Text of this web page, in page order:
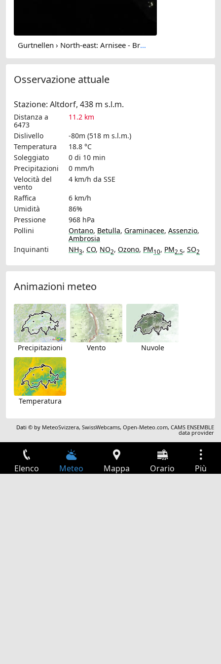
Gurtnellen › North-east: Arnisee - Bristen - Chli Windgällen - Rinderstock - Gross Windgällen - Maderanertal - Gross Düssi / Piz Git
Osservazione attuale
Stazione: Altdorf, 438 m s.l.m.
Distanza a
6473
11.2 km
Dislivello
-80m (518 m s.l.m.)
Temperatura
18.8 °C
Soleggiato
0 di 10 min
Precipitazioni
0 mm/h
Velocità del
vento
4 km/h da SSE
Raffica
6 km/h
Umidità
86%
Pressione
968 hPa
Pollini
Ontano, Betulla, Graminacee, Assenzio,
Ambrosia
Inquinanti
NH3, CO, NO2, Ozono, PM10, PM2.5, SO2
Animazioni meteo
Precipitazioni Vento Nuvole
Temperatura
Dati © by MeteoSvizzera,SwissWebcams,Open-Meteo.com,CAMS ENSEMBLE
data provider
Elenco Meteo Mappa Orario Più